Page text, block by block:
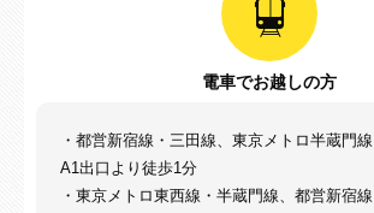
電車でお越しの方
・都営新宿線・三田線、東京メトロ半蔵門線
A1出口より徒歩1分
・東京メトロ東西線・半蔵門線、都営新宿